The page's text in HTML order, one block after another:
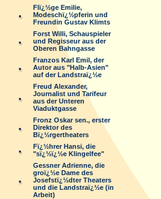
Flï¿½ge Emilie,
Modeschï¿½pferin und
Freundin Gustav Klimts
Forst Willi, Schauspieler
und Regisseur aus der
Oberen Bahngasse
Franzos Karl Emil, der
Autor aus "Halb-Asien"
auf der Landstraï¿½e
Freud Alexander,
Journalist und Tarifeur
aus der Unteren
Viaduktgasse
Fronz Oskar sen., erster
Direktor des
Bï¿½rgertheaters
Fï¿½hrer Hansi, die
"sï¿½ï¿½e Klingelfee"
Gessner Adrienne, die
groï¿½e Dame des
Josefstï¿½dter Theaters
und die Landstraï¿½e (in
Arbeit)